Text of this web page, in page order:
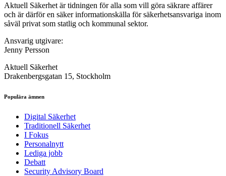
Aktuell Säkerhet är tidningen för alla som vill göra säkrare affärer
och är därför en säker informationskälla för säkerhets­ansvariga inom
såväl privat som statlig och kommunal sektor.
Ansvarig utgivare:
Jenny Persson
Aktuell Säkerhet
Drakenbergsgatan 15, Stockholm
Populära ämnen
Digital Säkerhet
Traditionell Säkerhet
I Fokus
Personalnytt
Lediga jobb
Debatt
Security Advisory Board